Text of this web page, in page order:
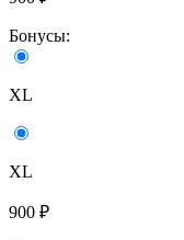
Бонусы:
XL
XL
900 ₽